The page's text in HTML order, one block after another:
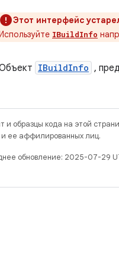
Этот интерфейс
IBuildInfo
IBuildInfo ,
и образцы кода на этой
ее аффилированных лиц.
обновление: 2025-07-29